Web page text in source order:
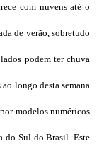
com nuvens até o
de verão, sobretudo
podem ter chuva
longo desta semana
modelos numéricos
do Sul do Brasil. Este